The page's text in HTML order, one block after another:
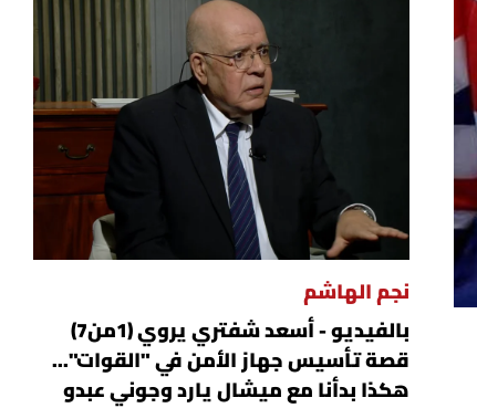
نجم الهاشم
بالفيديو - أسعد شفتري يروي (1من7)
قصة تأسيس جهاز الأمن في "القوات"...
هكذا بدأنا مع ميشال يارد وجوني عبدو